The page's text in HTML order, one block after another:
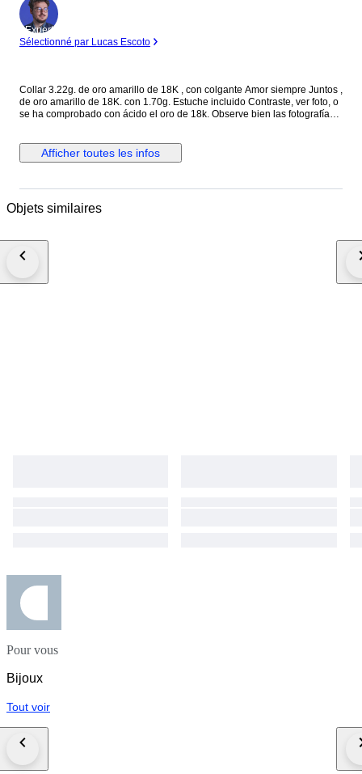
Expert
Sélectionné par Lucas Escoto
Collar 3.22g. de oro amarillo de 18K , con colgante Amor siempre Juntos ,
de oro amarillo de 18K. con 1.70g. Estuche incluido Contraste, ver foto, o
se ha comprobado con ácido el oro de 18k. Observe bien las fotografías
ninguna reclamación Todos nuestros artículos están en stock para envío
inmediato. El envío esta asegurado sin coste añadido. Fuera de Europa
gastos serán por cuenta del comprador Los envíos a islas, pueden tener
Envíos a todo el mundo a través de mensajería internacional DHL, UPS....
Afficher toutes les infos
Objets similaires
Pour vous
Bijoux
Tout voir